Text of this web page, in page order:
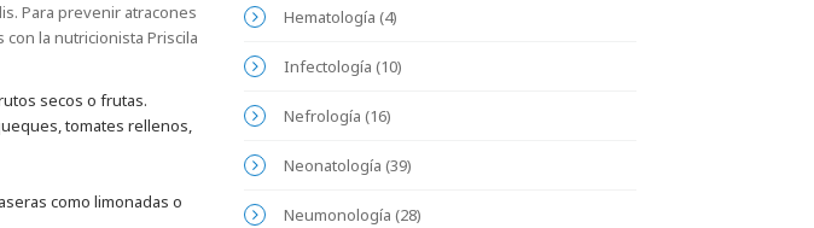
Para prevenir atracones
la nutricionista Priscila
secos o frutas.
tomates rellenos,
como limonadas o
Hematología (4)
Infectología (10)
Nefrología (16)
Neonatología (39)
Neumonología (28)